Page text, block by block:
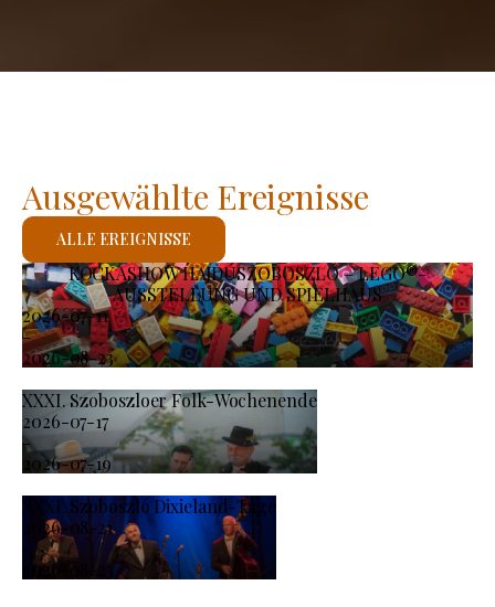
KOCKASHOW HAJDÚSZOBOSZLÓ – LEGO®-
AUSSTELLUNG UND SPIELHAUS
2026-07-11
-
2026-08-23
XXXI. Szoboszloer Folk-Wochenende
2026-07-17
-
2026-07-19
XXXI. Szoboszló Dixieland-Tage
2026-08-21
-
2026-08-23
Ausgewählte Ereignisse
ALLE EREIGNISSE